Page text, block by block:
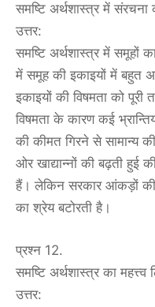
समष्टि अर्थशास्त्र में संरचना
उत्तर:
समष्टि अर्थशास्त्र में समूहों
में समूह की इकाइयों में बहुत
इकाइयों की विषमता को
विषमता के कारण कई
की कीमत गिरने से सामान्य
ओर खाद्यान्नों की बढ़ती हुई
हैं। लेकिन सरकार आंकड़ों की
का श्रेय बटोरती है।
प्रश्न 12.
समष्टि अर्थशास्त्र का महत्त्व
उत्तर: